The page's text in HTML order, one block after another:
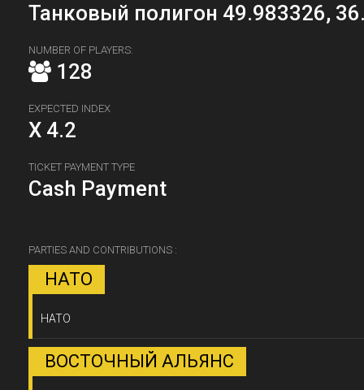
Танковый полигон 49.983326,
NUMBER OF PLAYERS:
128
EXPECTED INDEX
X 4.2
TICKET PAYMENT TYPE
Cash Payment
PARTIES AND CONTRIBUTIONS :
НАТО
НАТО
ВОСТОЧНЫЙ АЛЬЯНС